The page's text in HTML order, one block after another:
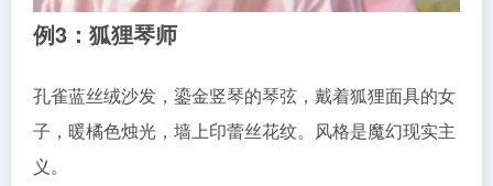
例3：狐狸琴师
孔雀蓝丝绒沙发，鎏金竖琴的琴弦，戴着狐狸面具的女
子，暖橘色烛光，墙上印蕾丝花纹。风格是魔幻现实主
义。